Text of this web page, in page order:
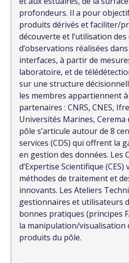
profondeurs. Il a pour
produits dérivés et faciliter/
découverte et l’utilisation des
d’observations réalisées dans
interfaces, à partir de
laboratoire, et de
sur une structure
les membres appartiennent
partenaires : CNRS, CNES,
Universités Marines, Cerema
pôle s’articule autour de 8
services (CDS) qui offrent la
en gestion des données. Les
d’Expertise Scientifique
méthodes de traitement et
innovants. Les Ateliers
gestionnaires et utilisateurs
bonnes pratiques (principes
la manipulation/visualisation
produits du pôle.